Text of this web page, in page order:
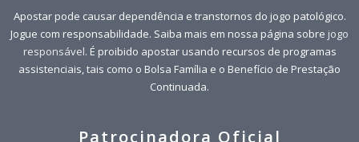
Apostar pode causar dependência e transtornos do jogo patológico.
Jogue com responsabilidade. Saiba mais em nossa página sobre jogo
responsável. É proibido apostar usando recursos de programas
assistenciais, tais como o Bolsa Família e o Benefício de Prestação
Continuada.
Patrocinadora Oficial